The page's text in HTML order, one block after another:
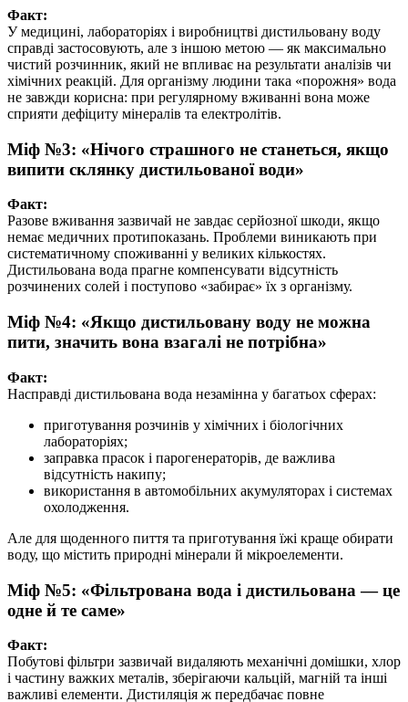
Факт:
У медицині, лабораторіях і виробництві дистильовану воду
справді застосовують, але з іншою метою — як максимально
чистий розчинник, який не впливає на результати аналізів чи
хімічних реакцій. Для організму людини така «порожня» вода
не завжди корисна: при регулярному вживанні вона може
сприяти дефіциту мінералів та електролітів.
Міф №3: «Нічого страшного не станеться, якщо
випити склянку дистильованої води»
Факт:
Разове вживання зазвичай не завдає серйозної шкоди, якщо
немає медичних протипоказань. Проблеми виникають при
систематичному споживанні у великих кількостях.
Дистильована вода прагне компенсувати відсутність
розчинених солей і поступово «забирає» їх з організму.
Міф №4: «Якщо дистильовану воду не можна
пити, значить вона взагалі не потрібна»
Факт:
Насправді дистильована вода незамінна у багатьох сферах:
приготування розчинів у хімічних і біологічних
лабораторіях;
заправка прасок і парогенераторів, де важлива
відсутність накипу;
використання в автомобільних акумуляторах і системах
охолодження.
Але для щоденного пиття та приготування їжі краще обирати
воду, що містить природні мінерали й мікроелементи.
Міф №5: «Фільтрована вода і дистильована — це
одне й те саме»
Факт:
Побутові фільтри зазвичай видаляють механічні домішки, хлор
і частину важких металів, зберігаючи кальцій, магній та інші
важливі елементи. Дистиляція ж передбачає повне